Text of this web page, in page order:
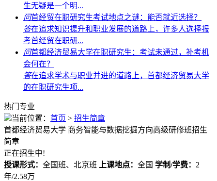
生无疑是一个明...
问首经贸在职研究生考试地点之谜：能否就近选择？
答在追求知识提升和职业发展的道路上，许多人选择报
考首经贸在职研...
问首都经济贸易大学在职研究生：考试未通过，补考机
会何在？
答在追求学术与职业并进的道路上，首都经济贸易大学
的在职研究生项...
热门专业
当前位置： 首页 > 招生简章
首都经济贸易大学 商务智能与数据挖掘方向高级研修班招生
简章
正在招生中!
授课形式： 全国班、北京班 上课地点： 全国 学制/学费： 2
年/2.58万